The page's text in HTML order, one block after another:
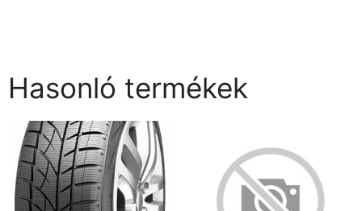
Hasonló termékek